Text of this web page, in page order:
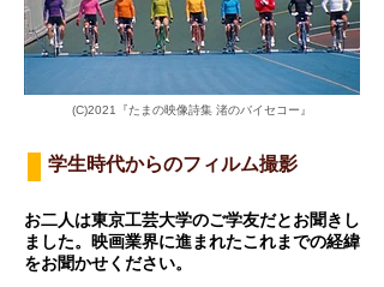
(C)2021『たまの映像詩集 渚のバイセコー』
学生時代からのフィルム撮影
お二人は東京工芸大学のご学友だとお聞きし
ました。映画業界に進まれたこれまでの経緯
をお聞かせください。